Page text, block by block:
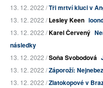
13. 12. 2022 /Tři mrtví kluci v
13. 12. 2022 /Lesley Keen
13. 12. 2022 /Karel Červený
následky
13. 12. 2022 /Soňa Svobodová
13. 12. 2022 /Záporoží:
13. 12. 2022 /Zlatokopové v